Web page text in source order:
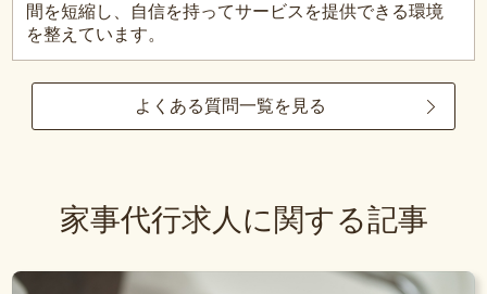
間を短縮し、自信を持ってサービスを提供できる環境
を整えています。
よくある質問一覧を見る
家事代行求人に関する記事